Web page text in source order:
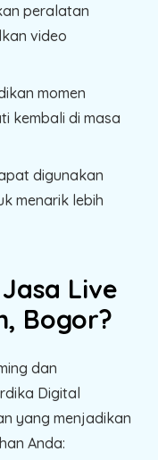
peralatan
video
momen
kembali di masa
digunakan
menarik lebih
Live
Bogor?
dan
Digital
yang menjadikan
Anda: